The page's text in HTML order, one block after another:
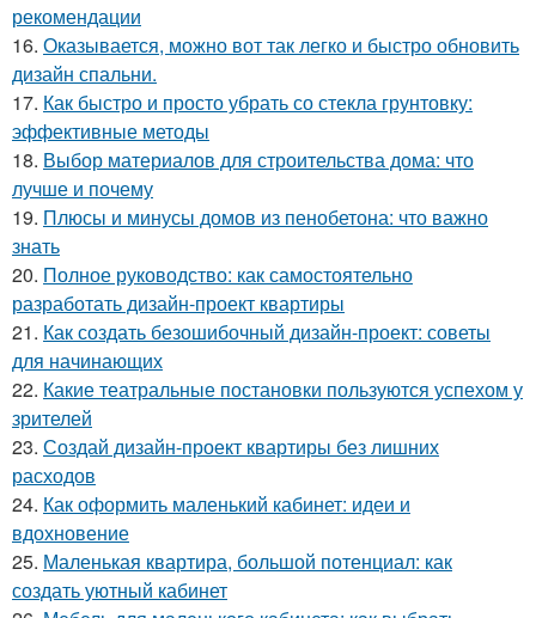
рекомендации
16. Оказывается, можно вот так легко и быстро обновить
дизайн спальни.
17. Как быстро и просто убрать со стекла грунтовку:
эффективные методы
18. Выбор материалов для строительства дома: что
лучше и почему
19. Плюсы и минусы домов из пенобетона: что важно
знать
20. Полное руководство: как самостоятельно
разработать дизайн-проект квартиры
21. Как создать безошибочный дизайн-проект: советы
для начинающих
22. Какие театральные постановки пользуются успехом у
зрителей
23. Создай дизайн-проект квартиры без лишних
расходов
24. Как оформить маленький кабинет: идеи и
вдохновение
25. Маленькая квартира, большой потенциал: как
создать уютный кабинет